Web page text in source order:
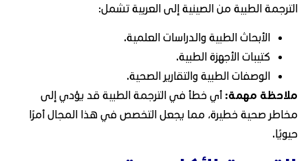
الترجمة الطبية من الصينية إلى العربية تشمل:
الأبحاث الطبية والدراسات العلمية.
كتيبات الأجهزة الطبية.
الوصفات الطبية والتقارير الصحية.
ملاحظة مهمة: أي خطأ في الترجمة الطبية قد يؤدي إلى
مخاطر صحية خطيرة، مما يجعل التخصص في هذا المجال أمرًا
حيويًا.